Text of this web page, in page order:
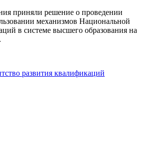
приняли решение о проведении
механизмов Национальной
в системе высшего образования на
развития квалификаций